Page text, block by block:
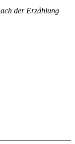
der Erzählung